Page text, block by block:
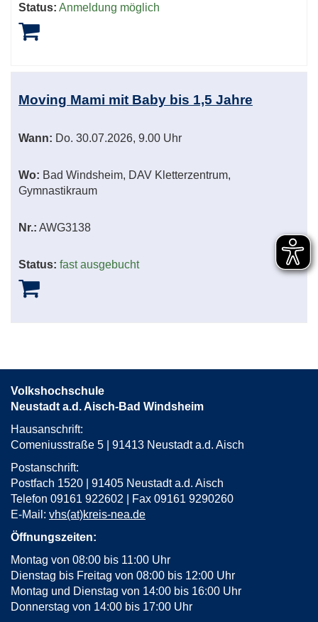
Status: Anmeldung möglich
Moving Mami mit Baby bis 1,5 Jahre
Wann: Do. 30.07.2026, 9.00 Uhr
Wo: Bad Windsheim, DAV Kletterzentrum,
Gymnastikraum
Nr.: AWG3138
Status: fast ausgebucht
Volkshochschule
Neustadt a.d. Aisch-Bad Windsheim
Hausanschrift:
Comeniusstraße 5 | 91413 Neustadt a.d. Aisch
Postanschrift:
Postfach 1520 | 91405 Neustadt a.d. Aisch
Telefon 09161 922602 | Fax 09161 9290260
E-Mail: vhs(at)kreis-nea.de
Öffnungszeiten:
Montag von 08:00 bis 11:00 Uhr
Dienstag bis Freitag von 08:00 bis 12:00 Uhr
Montag und Dienstag von 14:00 bis 16:00 Uhr
Donnerstag von 14:00 bis 17:00 Uhr